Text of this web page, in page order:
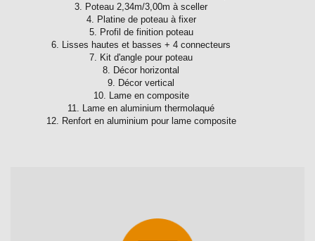
3. Poteau 2,34m/3,00m à sceller
4. Platine de poteau à fixer
5. Profil de finition poteau
6. Lisses hautes et basses + 4 connecteurs
7. Kit d'angle pour poteau
8. Décor horizontal
9. Décor vertical
10. Lame en composite
11. Lame en aluminium thermolaqué
12. Renfort en aluminium pour lame composite